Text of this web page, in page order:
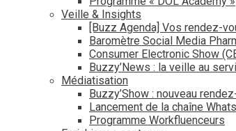
Veille & Insights
[Buzz Agenda] Vos rendez-
Baromètre Social Media
Consumer Electronic Show
Buzzy’News : la veille au
Médiatisation
Buzzy’Show : nouveau
Lancement de la chaîne
Programme Workfluenceurs